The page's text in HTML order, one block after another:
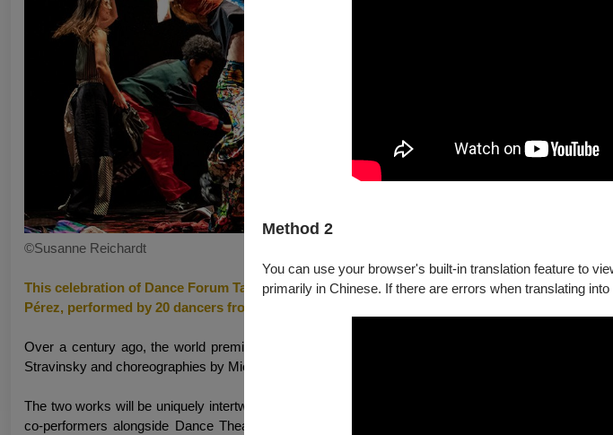
Method 2
You can use your browser's built-in translation feature to
primarily in Chinese. If there are errors when translating
©Susanne Reichardt
This celebration of Dance Forum Taipei's 35th anniversary pairs the bold music of
Pérez, performed by 20 dancers from Taiwan and Germany with the Evergreen Symphony
Over a century ago, the world premieres of The Firebird (1910) and The Rite of Spring (1913)
Stravinsky and choreographies by Michel Fokine and Vaslav Nijinsky, they became both iconic
The two works will be uniquely intertwined for this program in celebration of the 35th anniversary of
co-performers alongside Dance Theat